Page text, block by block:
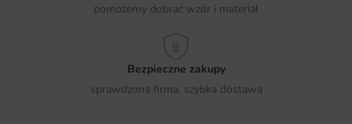
pomożemy dobrać wzór i materiał
Bezpieczne zakupy
sprawdzona firma, szybka dostawa